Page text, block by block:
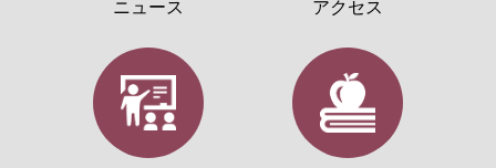
ニュース アクセス